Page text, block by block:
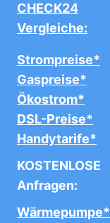
CHECK24
Vergleiche:
Strompreise*
Gaspreise*
Ökostrom*
DSL-Preise*
Handytarife*
KOSTENLOSE
Anfragen:
Wärmepumpe*